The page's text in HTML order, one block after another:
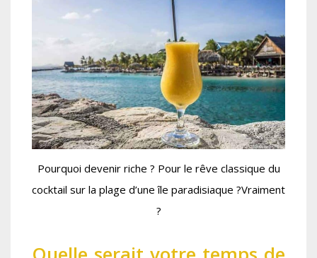
Pourquoi devenir riche ? Pour le rêve classique du
cocktail sur la plage d’une île paradisiaque ?Vraiment
?